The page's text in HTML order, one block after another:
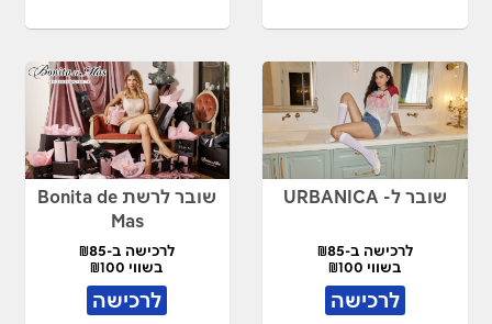
שובר ל- URBANICA
לרכישה ב-₪85
בשווי ₪100
לרכישה
שובר לרשת Bonita de
Mas
לרכישה ב-₪85
בשווי ₪100
לרכישה